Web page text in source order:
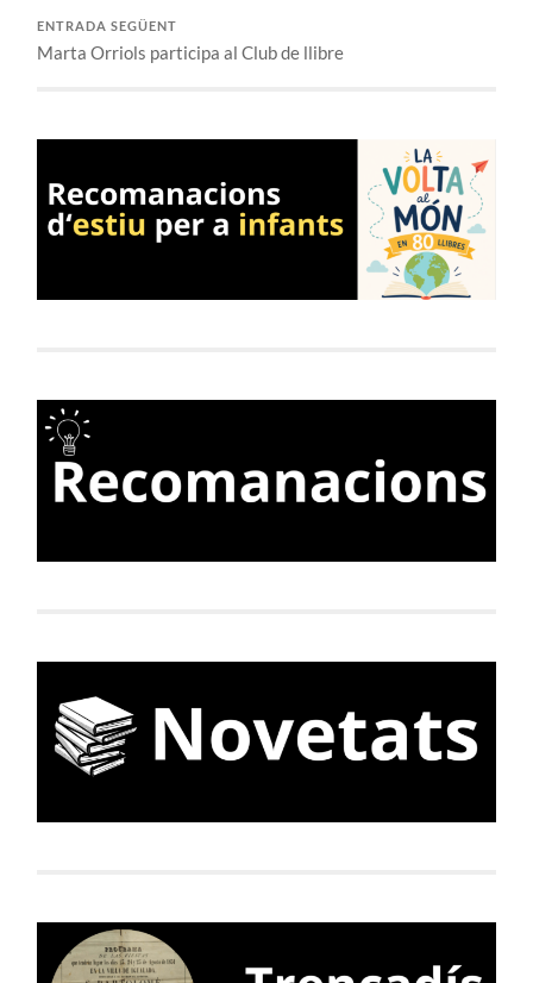
ENTRADA SEGÜENT
Marta Orriols participa al Club de llibre